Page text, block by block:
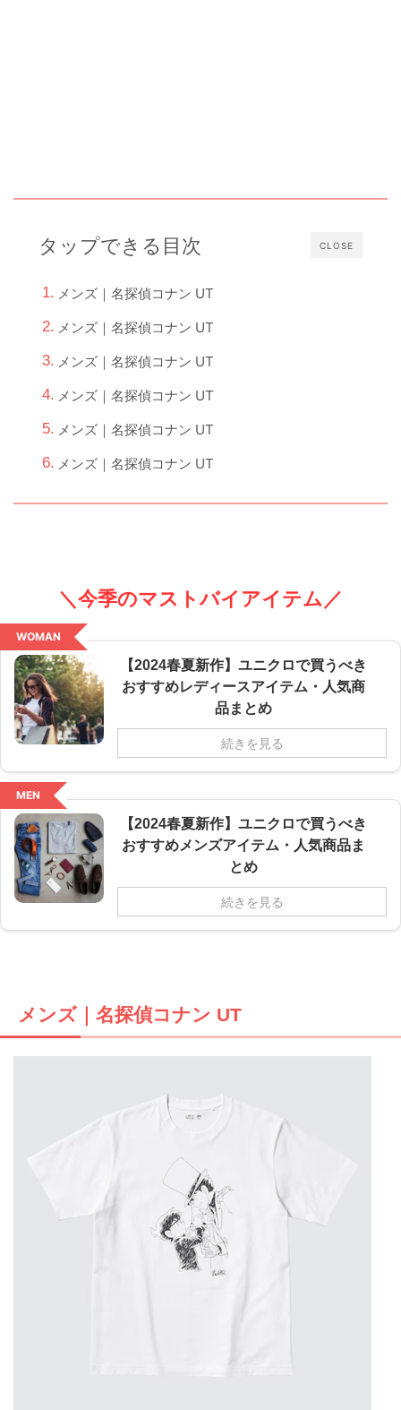
CLOSE
タップできる目次
メンズ｜名探偵コナン UT
メンズ｜名探偵コナン UT
メンズ｜名探偵コナン UT
メンズ｜名探偵コナン UT
メンズ｜名探偵コナン UT
メンズ｜名探偵コナン UT
＼今季のマストバイアイテム／
WOMAN
【2024春夏新作】ユニクロで買うべき
おすすめレディースアイテム・人気商
品まとめ
続きを見る
MEN
【2024春夏新作】ユニクロで買うべき
おすすめメンズアイテム・人気商品ま
とめ
続きを見る
メンズ｜名探偵コナン UT